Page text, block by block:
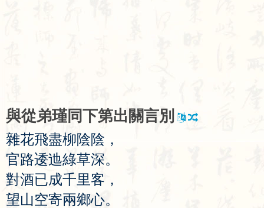
與從弟瑾同下第出 關言別
雜花飛盡柳陰陰 ，
官路逶迆綠草深。
對酒已成千里客 ，
望山空寄兩鄉心。